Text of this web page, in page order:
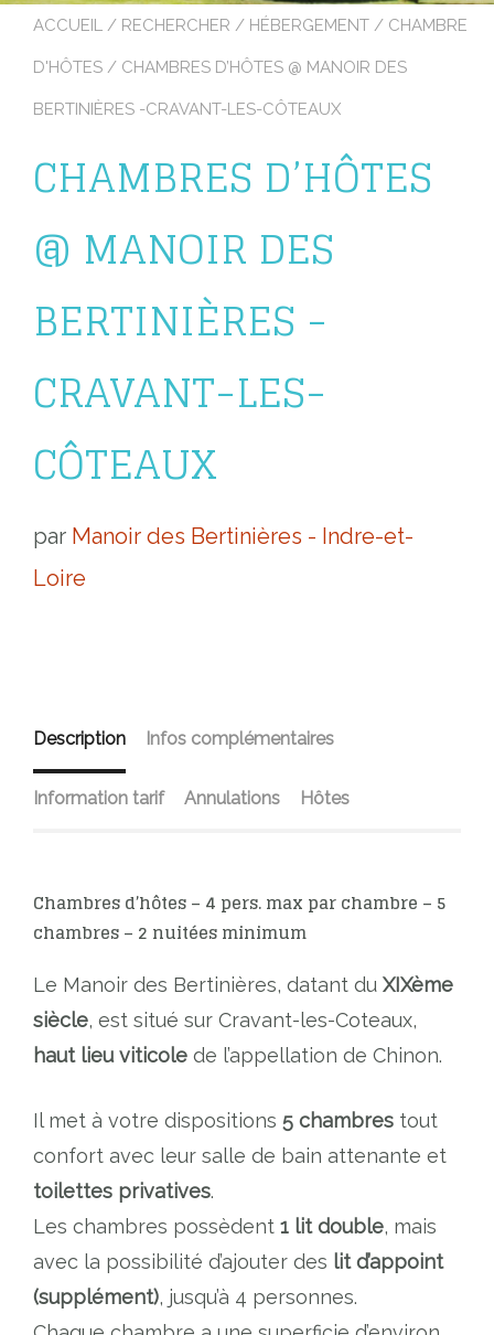
ACCUEIL / RECHERCHER / HÉBERGEMENT / CHAMBRE
D'HÔTES / CHAMBRES D’HÔTES @ MANOIR DES
BERTINIÈRES -CRAVANT-LES-CÔTEAUX
CHAMBRES D’HÔTES
@ MANOIR DES
BERTINIÈRES -
CRAVANT-LES-
CÔTEAUX
par Manoir des Bertinières - Indre-et-
Loire
Description Infos complémentaires
Information tarif Annulations Hôtes
Chambres d’hôtes – 4 pers. max par chambre – 5
chambres – 2 nuitées minimum
Le Manoir des Bertinières, datant du XIXème
siècle, est situé sur Cravant-les-Coteaux,
haut lieu viticole de l’appellation de Chinon.
Il met à votre dispositions 5 chambres tout
confort avec leur salle de bain attenante et
toilettes privatives.
Les chambres possèdent 1 lit double, mais
avec la possibilité d’ajouter des lit d’appoint
(supplément), jusqu’à 4 personnes.